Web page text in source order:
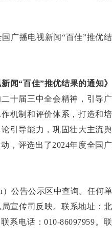
广播电视新闻“百佳”推优
闻“百佳”推优结果的通知》
十届三中全会精神，引导
机制和评价体系，打造和
引导能力，巩固壮大主流
，评选出了2024年度全国
公告公示区中查询。任何
宣传司反映。联系地址：
系电话：010-86097959。